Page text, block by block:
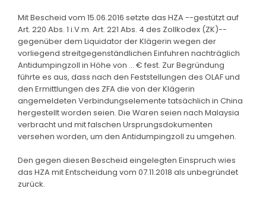
Mit Bescheid vom 15.06.2016 setzte das HZA --gestützt auf
Art. 220 Abs. 1 i.V.m. Art. 221 Abs. 4 des Zollkodex (ZK)--
gegenüber dem Liquidator der Klägerin wegen der
vorliegend streitgegenständlichen Einfuhren nachträglich
Antidumpingzoll in Höhe von ... € fest. Zur Begründung
führte es aus, dass nach den Feststellungen des OLAF und
den Ermittlungen des ZFA die von der Klägerin
angemeldeten Verbindungselemente tatsächlich in China
hergestellt worden seien. Die Waren seien nach Malaysia
verbracht und mit falschen Ursprungsdokumenten
versehen worden, um den Antidumpingzoll zu umgehen.
Den gegen diesen Bescheid eingelegten Einspruch wies
das HZA mit Entscheidung vom 07.11.2018 als unbegründet
zurück.